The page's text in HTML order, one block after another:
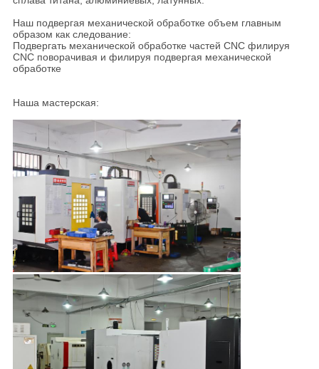
Наш подвергая механической обработке объем главным
образом как следование:
Подвергать механической обработке частей CNC филируя
CNC поворачивая и филируя подвергая механической
обработке
Наша мастерская: